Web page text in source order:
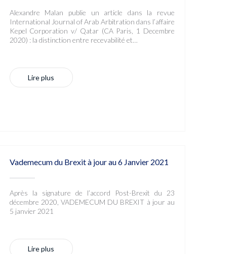
Alexandre Malan publie un article dans la revue
International Journal of Arab Arbitration dans l’affaire
Kepel Corporation v/ Qatar (CA Paris, 1 Decembre
2020) : la distinction entre recevabilité et…
Lire plus
Vademecum du Brexit à jour au 6 Janvier 2021
Après la signature de l’accord Post-Brexit du 23
décembre 2020, VADEMECUM DU BREXIT à jour au
5 janvier 2021
Lire plus